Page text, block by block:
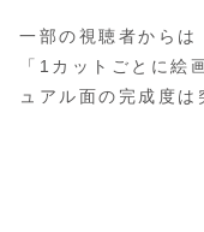
一部の視聴者からは
「1カットごとに絵
ュアル面の完成度は